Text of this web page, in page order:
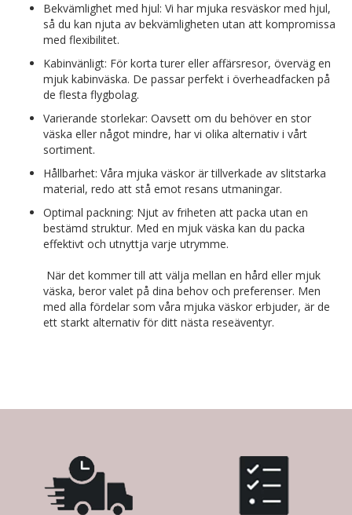
Bekvämlighet med hjul: Vi har mjuka resväskor med hjul,
så du kan njuta av bekvämligheten utan att kompromissa
med flexibilitet.
Kabinvänligt: För korta turer eller affärsresor, överväg en
mjuk kabinväska. De passar perfekt i överheadfacken på
de flesta flygbolag.
Varierande storlekar: Oavsett om du behöver en stor
väska eller något mindre, har vi olika alternativ i vårt
sortiment.
Hållbarhet: Våra mjuka väskor är tillverkade av slitstarka
material, redo att stå emot resans utmaningar.
Optimal packning: Njut av friheten att packa utan en
bestämd struktur. Med en mjuk väska kan du packa
effektivt och utnyttja varje utrymme.
När det kommer till att välja mellan en hård eller mjuk
väska, beror valet på dina behov och preferenser. Men
med alla fördelar som våra mjuka väskor erbjuder, är de
ett starkt alternativ för ditt nästa reseäventyr.